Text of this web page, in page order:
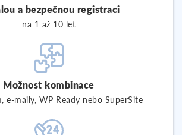
a bezpečnou registraci
na 1 až 10 let
Možnost kombinace
e-maily, WP Ready nebo SuperSite